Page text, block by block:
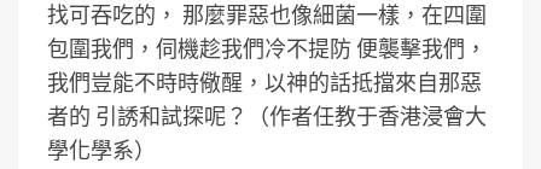
找可吞吃的， 那麼罪惡也像細菌一樣，在四圍
包圍我們，伺機趁我們冷不提防 便襲擊我們，
我們豈能不時時儆醒，以神的話抵擋來自那惡
者的 引誘和試探呢？（作者任教于香港浸會大
學化學系）